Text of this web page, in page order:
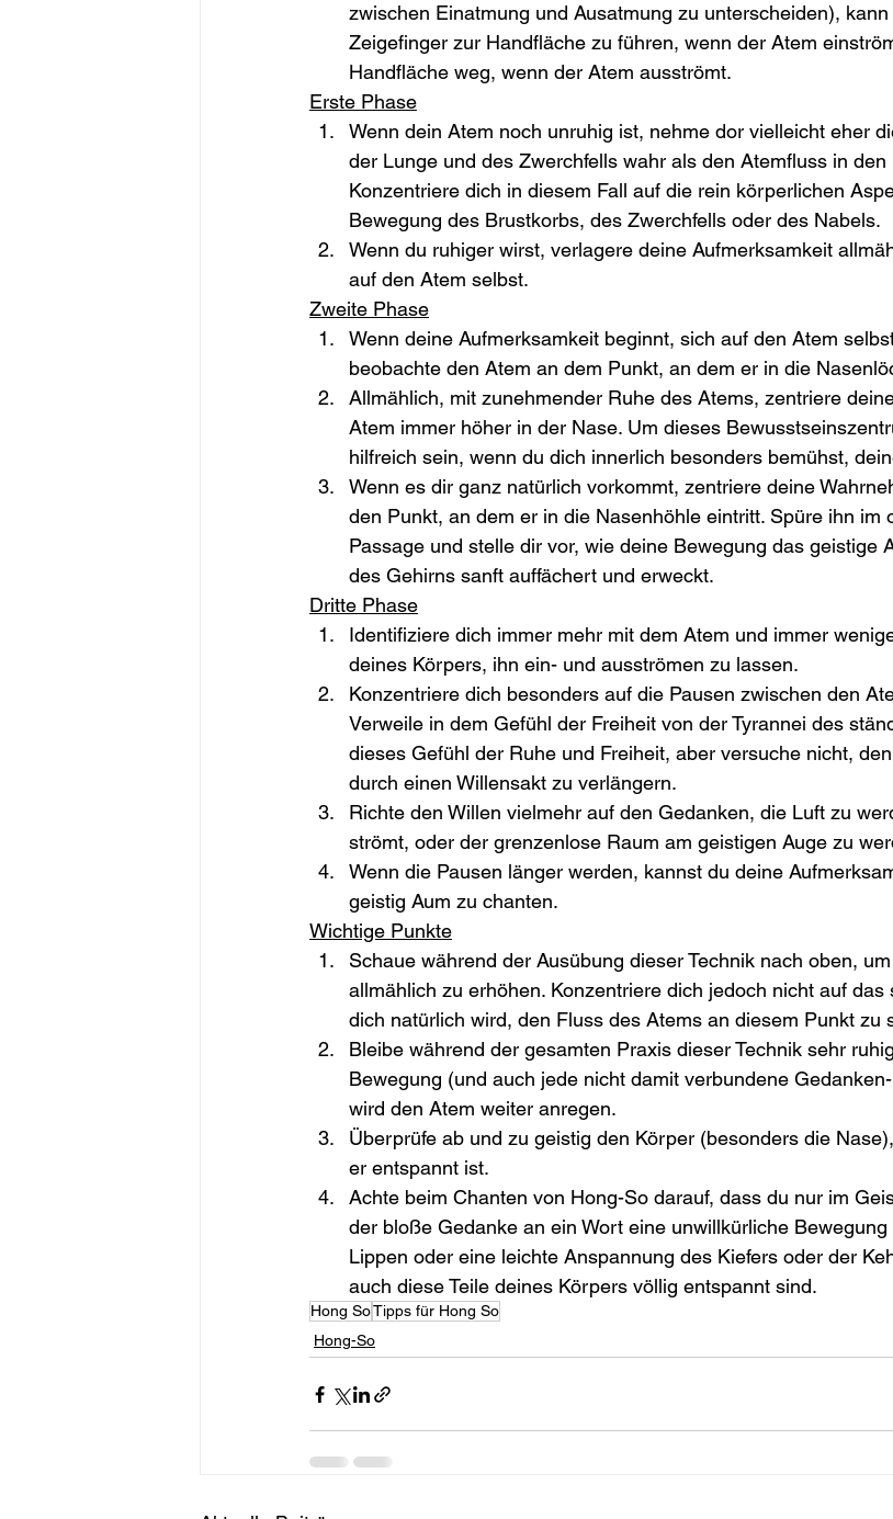
zwischen Einatmung und Ausatmung zu unterscheiden),
Zeigefinger zur Handfläche zu führen, wenn der Atem
Handfläche weg, wenn der Atem ausströmt.
Erste Phase
Wenn dein Atem noch unruhig ist, nehme dor vielleicht eher
der Lunge und des Zwerchfells wahr als den Atemfluss in den
Konzentriere dich in diesem Fall auf die rein körperlichen
Bewegung des Brustkorbs, des Zwerchfells oder des Nabels.
Wenn du ruhiger wirst, verlagere deine Aufmerksamkeit
auf den Atem selbst.
Zweite Phase
Wenn deine Aufmerksamkeit beginnt, sich auf den Atem
beobachte den Atem an dem Punkt, an dem er in die
Allmählich, mit zunehmender Ruhe des Atems, zentriere
Atem immer höher in der Nase. Um dieses
hilfreich sein, wenn du dich innerlich besonders bemühst,
Wenn es dir ganz natürlich vorkommt, zentriere deine
den Punkt, an dem er in die Nasenhöhle eintritt. Spüre ihn im
Passage und stelle dir vor, wie deine Bewegung das geistige
des Gehirns sanft auffächert und erweckt.
Dritte Phase
Identifiziere dich immer mehr mit dem Atem und immer
deines Körpers, ihn ein- und ausströmen zu lassen.
Konzentriere dich besonders auf die Pausen zwischen den
Verweile in dem Gefühl der Freiheit von der Tyrannei des
dieses Gefühl der Ruhe und Freiheit, aber versuche nicht,
durch einen Willensakt zu verlängern.
Richte den Willen vielmehr auf den Gedanken, die Luft zu
strömt, oder der grenzenlose Raum am geistigen Auge zu
Wenn die Pausen länger werden, kannst du deine
geistig Aum zu chanten.
Wichtige Punkte
Schaue während der Ausübung dieser Technik nach oben,
allmählich zu erhöhen. Konzentriere dich jedoch nicht auf
dich natürlich wird, den Fluss des Atems an diesem Punkt zu
Bleibe während der gesamten Praxis dieser Technik sehr
Bewegung (und auch jede nicht damit verbundene
wird den Atem weiter anregen.
Überprüfe ab und zu geistig den Körper (besonders die
er entspannt ist.
Achte beim Chanten von Hong-So darauf, dass du nur im
der bloße Gedanke an ein Wort eine unwillkürliche
Lippen oder eine leichte Anspannung des Kiefers oder der
auch diese Teile deines Körpers völlig entspannt sind.
Hong SoTipps für Hong So
Hong-So